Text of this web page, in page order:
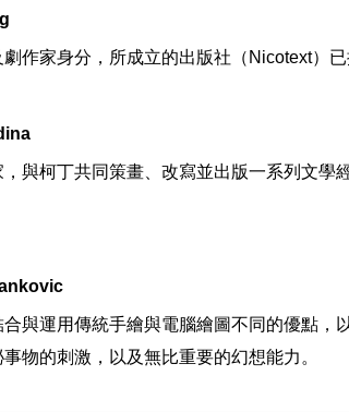
作家身分，所成立的出版社（ Nicotext）已
與柯丁共同策畫、改寫並出版一系列文學
與運用傳統手繪與電腦繪圖不同的優點，
物的刺激，以及無比重要的幻想能力。